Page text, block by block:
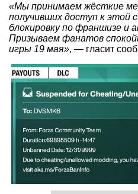
«Мы принимаем жёсткие
получивших доступ к этой
блокировку по франшизе и
Призываем фанатов
игры 19 мая», — гласит